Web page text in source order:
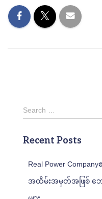
S
e
r
Search …
Recent Posts
Real Power
အထိမ်းအမှတ်အဖြစ် ဘ